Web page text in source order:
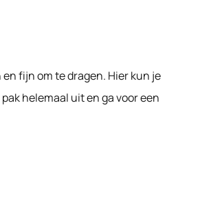
fijn om te dragen. Hier kun je
helemaal uit en ga voor een